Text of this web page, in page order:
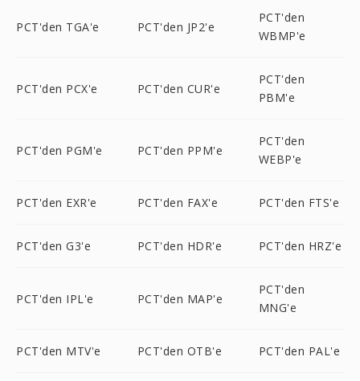
PCT'den TGA'e PCT'den JP2'e
PCT'den
WBMP'e
PCT'den PCX'e PCT'den CUR'e
PCT'den
PBM'e
PCT'den PGM'e PCT'den PPM'e
PCT'den
WEBP'e
PCT'den EXR'e PCT'den FAX'e PCT'den FTS'e
PCT'den G3'e PCT'den HDR'e PCT'den HRZ'e
PCT'den IPL'e PCT'den MAP'e
PCT'den
MNG'e
PCT'den MTV'e PCT'den OTB'e PCT'den PAL'e